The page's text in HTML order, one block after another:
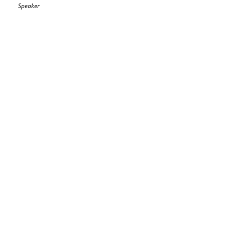
Speaker